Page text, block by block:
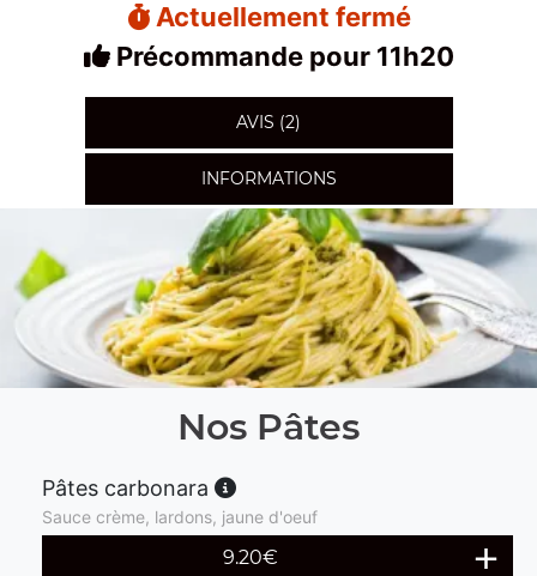
Actuellement fermé
Précommande pour 11h20
AVIS (2)
INFORMATIONS
Nos Pâtes
Pâtes carbonara
Sauce crème, lardons, jaune d'oeuf
9.20€